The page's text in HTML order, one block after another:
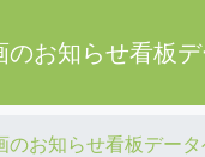
のお知らせ看板
のお知らせ看板データ